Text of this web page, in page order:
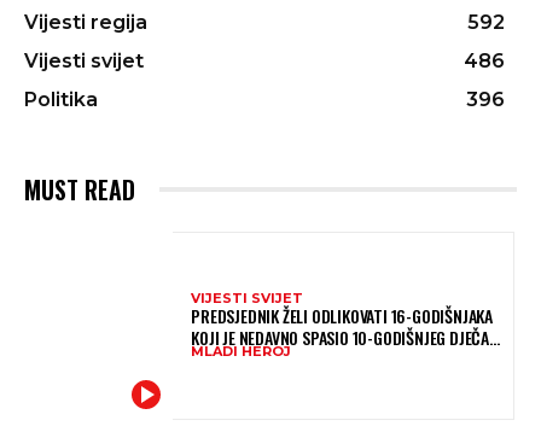
Vijesti regija
592
Vijesti svijet
486
Politika
396
MUST READ
VIJESTI SVIJET
PREDSJEDNIK ŽELI ODLIKOVATI 16-GODIŠNJAKA
KOJI JE NEDAVNO SPASIO 10-GODIŠNJEG DJEČAKA
IZ SMRTONOSNIH VALOVA
MLADI HEROJ